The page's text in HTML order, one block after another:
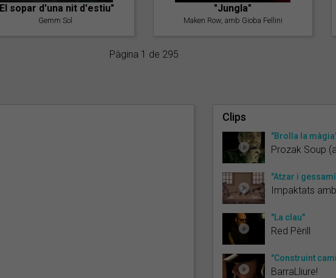
sopar d'una nit d'estiu"
Gemm Sol
"Jungla"
Maken Row, amb Gioba Fellini
Pàgina 1 de 295
Clips
"Brolla la
Prozak Soup
"Atzar i
Impaktats
"La clau"
Red Pèrill
"Construint
BarraLliure!